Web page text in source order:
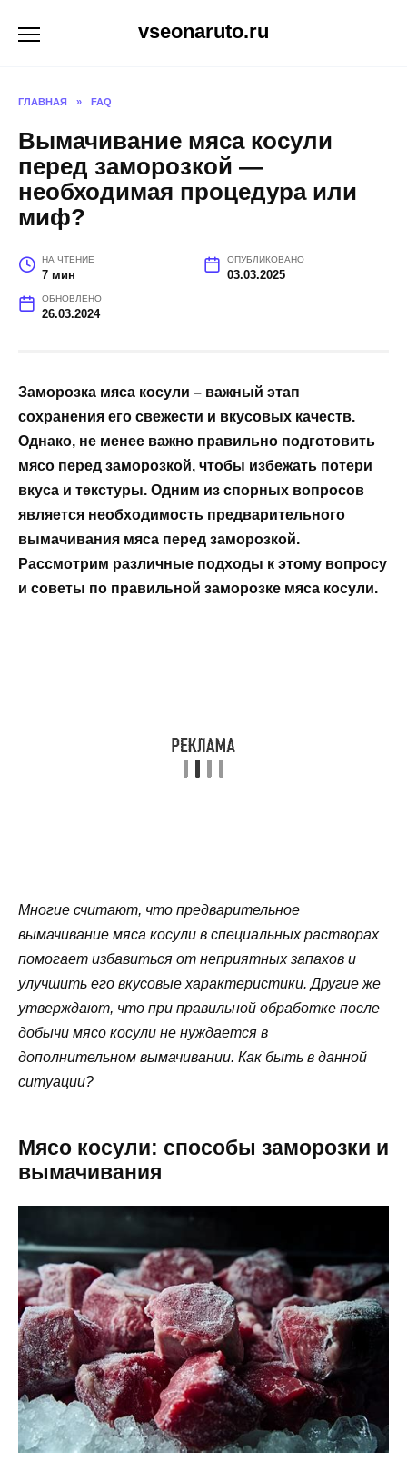
vseonaruto.ru
ГЛАВНАЯ » FAQ
Вымачивание мяса косули
перед заморозкой —
необходимая процедура или
миф?
НА ЧТЕНИЕ
7 мин
ОПУБЛИКОВАНО
03.03.2025
ОБНОВЛЕНО
26.03.2024
Заморозка мяса косули – важный этап
сохранения его свежести и вкусовых качеств.
Однако, не менее важно правильно подготовить
мясо перед заморозкой, чтобы избежать потери
вкуса и текстуры. Одним из спорных вопросов
является необходимость предварительного
вымачивания мяса перед заморозкой.
Рассмотрим различные подходы к этому вопросу
и советы по правильной заморозке мяса косули.
Многие считают, что предварительное
вымачивание мяса косули в специальных растворах
помогает избавиться от неприятных запахов и
улучшить его вкусовые характеристики. Другие же
утверждают, что при правильной обработке после
добычи мясо косули не нуждается в
дополнительном вымачивании. Как быть в данной
ситуации?
Мясо косули: способы заморозки и
вымачивания